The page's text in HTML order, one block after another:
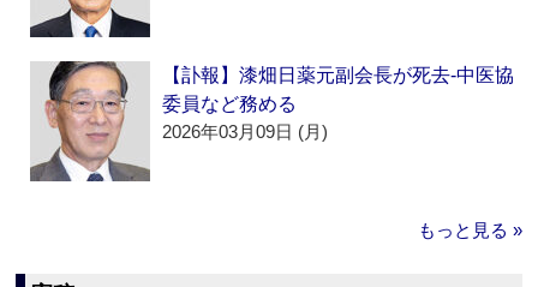
【訃報】漆畑日薬元副会長が死去‐中医協
委員など務める
2026年03月09日 (月)
もっと見る »